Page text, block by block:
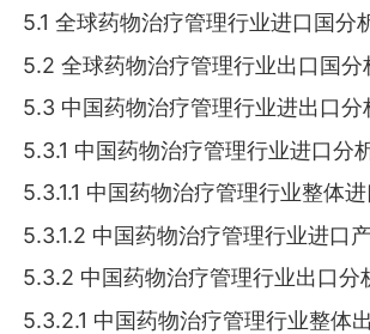
5.1 全球药物治疗管理行业进口国分
5.2 全球药物治疗管理行业出口国分
5.3 中国药物治疗管理行业进出口分
5.3.1 中国药物治疗管理行业进口分
5.3.1.1 中国药物治疗管理行业整体
5.3.1.2 中国药物治疗管理行业进口
5.3.2 中国药物治疗管理行业出口分
5.3.2.1 中国药物治疗管理行业整体